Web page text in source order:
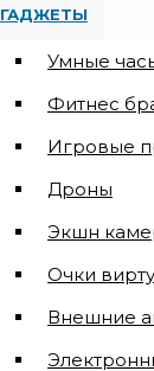
ГАДЖЕТЫ
Умные
Фитнес
Игровые
Дроны
Экшн
Очки
Внешние